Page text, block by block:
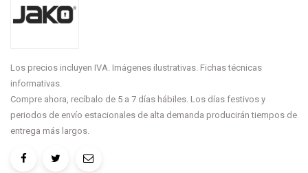
Los precios incluyen IVA. Imágenes ilustrativas. Fichas técnicas
informativas.
Compre ahora, recíbalo de 5 a 7 días hábiles. Los días festivos y
periodos de envío estacionales de alta demanda producirán tiempos de
entrega más largos.